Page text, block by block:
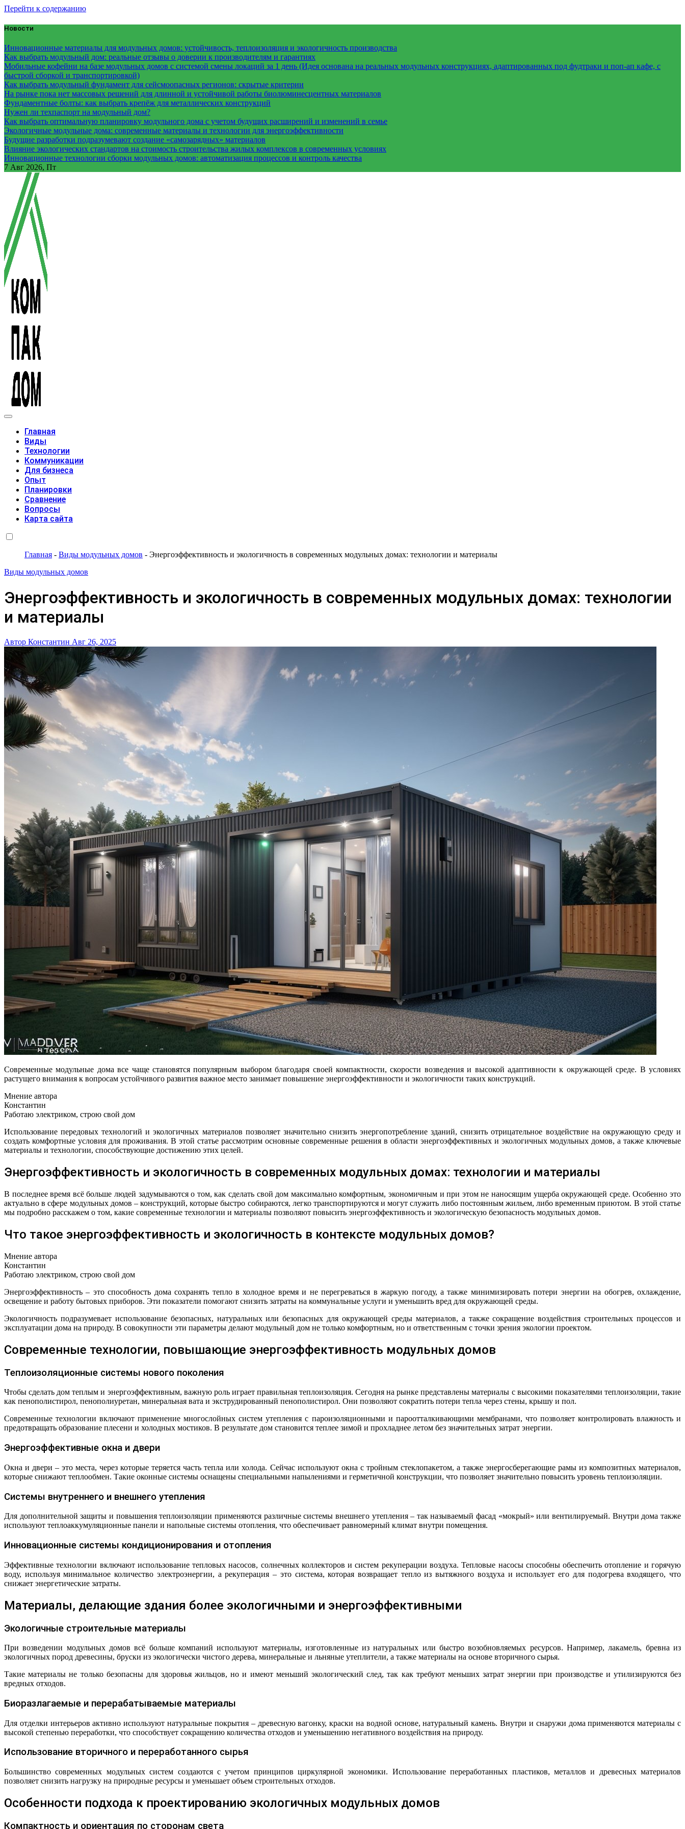
Перейти к содержанию
Новости
Инновационные материалы для модульных домов: устойчивость, теплоизоляция и экологичность производства
Как выбрать модульный дом: реальные отзывы о доверии к производителям и гарантиях
Мобильные кофейни на базе модульных домов с системой смены локаций за 1 день (Идея основана на реальных модульных конструкциях, адаптированных под фудтраки и поп-ап кафе, с
быстрой сборкой и транспортировкой)
Как выбрать модульный фундамент для сейсмоопасных регионов: скрытые критерии
На рынке пока нет массовых решений для длинной и устойчивой работы биолюминесцентных материалов
Фундаментные болты: как выбрать крепёж для металлических конструкций
Нужен ли техпаспорт на модульный дом?
Как выбрать оптимальную планировку модульного дома с учетом будущих расширений и изменений в семье
Экологичные модульные дома: современные материалы и технологии для энергоэффективности
Будущие разработки подразумевают создание «самозарядных» материалов
Влияние экологических стандартов на стоимость строительства жилых комплексов в современных условиях
Инновационные технологии сборки модульных домов: автоматизация процессов и контроль качества
7 Авг 2026, Пт
Главная
Виды
Технологии
Коммуникации
Для бизнеса
Опыт
Планировки
Сравнение
Вопросы
Карта сайта
Главная - Виды модульных домов - Энергоэффективность и экологичность в современных модульных домах: технологии и материалы
Виды модульных домов
Энергоэффективность и экологичность в современных модульных домах: технологии
и материалы
Автор Константин Авг 26, 2025
Современные модульные дома все чаще становятся популярным выбором благодаря своей компактности, скорости возведения и высокой адаптивности к окружающей среде. В условиях
растущего внимания к вопросам устойчивого развития важное место занимает повышение энергоэффективности и экологичности таких конструкций.
Мнение автора
Константин
Работаю электриком, строю свой дом
Использование передовых технологий и экологичных материалов позволяет значительно снизить энергопотребление зданий, снизить отрицательное воздействие на окружающую среду и
создать комфортные условия для проживания. В этой статье рассмотрим основные современные решения в области энергоэффективных и экологичных модульных домов, а также ключевые
материалы и технологии, способствующие достижению этих целей.
Энергоэффективность и экологичность в современных модульных домах: технологии и материалы
В последнее время всё больше людей задумываются о том, как сделать свой дом максимально комфортным, экономичным и при этом не наносящим ущерба окружающей среде. Особенно это
актуально в сфере модульных домов – конструкций, которые быстро собираются, легко транспортируются и могут служить либо постоянным жильем, либо временным приютом. В этой статье
мы подробно расскажем о том, какие современные технологии и материалы позволяют повысить энергоэффективность и экологическую безопасность модульных домов.
Что такое энергоэффективность и экологичность в контексте модульных домов?
Мнение автора
Константин
Работаю электриком, строю свой дом
Энергоэффективность – это способность дома сохранять тепло в холодное время и не перегреваться в жаркую погоду, а также минимизировать потери энергии на обогрев, охлаждение,
освещение и работу бытовых приборов. Эти показатели помогают снизить затраты на коммунальные услуги и уменьшить вред для окружающей среды.
Экологичность подразумевает использование безопасных, натуральных или безопасных для окружающей среды материалов, а также сокращение воздействия строительных процессов и
эксплуатации дома на природу. В совокупности эти параметры делают модульный дом не только комфортным, но и ответственным с точки зрения экологии проектом.
Современные технологии, повышающие энергоэффективность модульных домов
Теплоизоляционные системы нового поколения
Чтобы сделать дом теплым и энергоэффективным, важную роль играет правильная теплоизоляция. Сегодня на рынке представлены материалы с высокими показателями теплоизоляции, такие
как пенополистирол, пенополиуретан, минеральная вата и экструдированный пенополистирол. Они позволяют сократить потери тепла через стены, крышу и пол.
Современные технологии включают применение многослойных систем утепления с пароизоляционными и пароотталкивающими мембранами, что позволяет контролировать влажность и
предотвращать образование плесени и холодных мостиков. В результате дом становится теплее зимой и прохладнее летом без значительных затрат энергии.
Энергоэффективные окна и двери
Окна и двери – это места, через которые теряется часть тепла или холода. Сейчас используют окна с тройным стеклопакетом, а также энергосберегающие рамы из композитных материалов,
которые снижают теплообмен. Такие оконные системы оснащены специальными напылениями и герметичной конструкции, что позволяет значительно повысить уровень теплоизоляции.
Системы внутреннего и внешнего утепления
Для дополнительной защиты и повышения теплоизоляции применяются различные системы внешнего утепления – так называемый фасад «мокрый» или вентилируемый. Внутри дома также
используют теплоаккумуляционные панели и напольные системы отопления, что обеспечивает равномерный климат внутри помещения.
Инновационные системы кондиционирования и отопления
Эффективные технологии включают использование тепловых насосов, солнечных коллекторов и систем рекуперации воздуха. Тепловые насосы способны обеспечить отопление и горячую
воду, используя минимальное количество электроэнергии, а рекуперация – это система, которая возвращает тепло из вытяжного воздуха и использует его для подогрева входящего, что
снижает энергетические затраты.
Материалы, делающие здания более экологичными и энергоэффективными
Экологичные строительные материалы
При возведении модульных домов всё больше компаний используют материалы, изготовленные из натуральных или быстро возобновляемых ресурсов. Например, лакамель, бревна из
экологичных пород древесины, бруски из экологически чистого дерева, минеральные и льняные утеплители, а также материалы на основе вторичного сырья.
Такие материалы не только безопасны для здоровья жильцов, но и имеют меньший экологический след, так как требуют меньших затрат энергии при производстве и утилизируются без
вредных отходов.
Биоразлагаемые и перерабатываемые материалы
Для отделки интерьеров активно используют натуральные покрытия – древесную вагонку, краски на водной основе, натуральный камень. Внутри и снаружи дома применяются материалы с
высокой степенью переработки, что способствует сокращению количества отходов и уменьшению негативного воздействия на природу.
Использование вторичного и переработанного сырья
Большинство современных модульных систем создаются с учетом принципов циркулярной экономики. Использование переработанных пластиков, металлов и древесных материалов
позволяет снизить нагрузку на природные ресурсы и уменьшает объем строительных отходов.
Особенности подхода к проектированию экологичных модульных домов
Компактность и ориентация по сторонам света